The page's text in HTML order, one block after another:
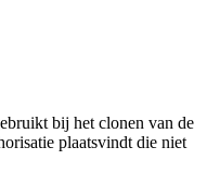
bij het clonen van de
plaatsvindt die niet